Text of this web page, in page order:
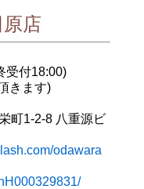
店
受付18:00)
きます)
町1-2-8 八重源ビ
odawara